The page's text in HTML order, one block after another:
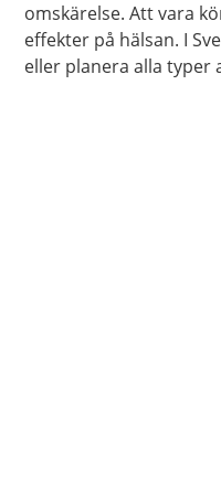
omskärelse. Att vara
effekter på hälsan. I
eller planera alla typer